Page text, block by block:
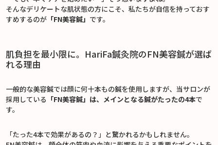
そんなデリケートな肌状態の方にこそ、私たちが自信を持っておす
すめするのが 「FN美容鍼」 です。
肌負担を最小限に。HariFa鍼灸院のFN美容鍼が選ば
れる理由
一般的な美容鍼では顔に何十本もの鍼を使用しますが、当サロンが
採用している 「FN美容鍼」は、メインとなる鍼がたったの4本で
す。
「たった4本で効果があるの？」と驚かれるかもしれません。